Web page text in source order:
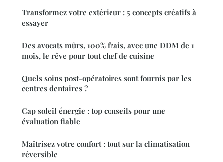
Transformez votre extérieur : 5 concepts créatifs à
essayer
Des avocats mûrs, 100% frais, avec une DDM de 1
mois, le rêve pour tout chef de cuisine
Quels soins post-opératoires sont fournis par les
centres dentaires ?
Cap soleil énergie : top conseils pour une
évaluation fiable
Maîtrisez votre confort : tout sur la climatisation
réversible